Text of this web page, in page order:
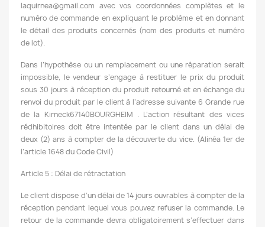
laquirnea@gmail.com avec vos coordonnées complètes et le
numéro de commande en expliquant le problème et en donnant
le détail des produits concernés (nom des produits et numéro
de lot).
Dans l’hypothèse ou un remplacement ou une réparation serait
impossible, le vendeur s’engage à restituer le prix du produit
sous 30 jours à réception du produit retourné et en échange du
renvoi du produit par le client à l’adresse suivante 6 Grande rue
de la Kirneck67140BOURGHEIM . L’action résultant des vices
rédhibitoires doit être intentée par le client dans un délai de
deux (2) ans à compter de la découverte du vice. (Alinéa 1er de
l’article 1648 du Code Civil)
Article 5 : Délai de rétractation
Le client dispose d’un délai de 14 jours ouvrables à compter de la
réception pendant lequel vous pouvez refuser la commande. Le
retour de la commande devra obligatoirement s’effectuer dans